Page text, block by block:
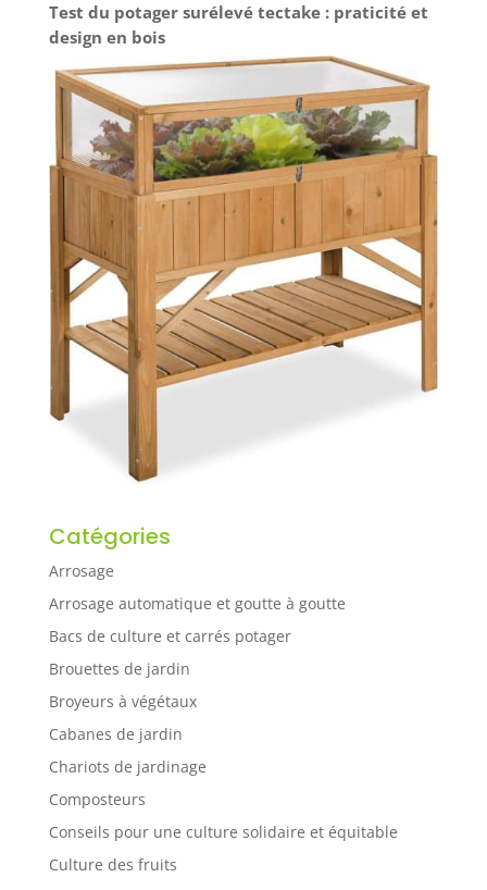
Test du potager surélevé tectake : praticité et
design en bois
Catégories
Arrosage
Arrosage automatique et goutte à goutte
Bacs de culture et carrés potager
Brouettes de jardin
Broyeurs à végétaux
Cabanes de jardin
Chariots de jardinage
Composteurs
Conseils pour une culture solidaire et équitable
Culture des fruits